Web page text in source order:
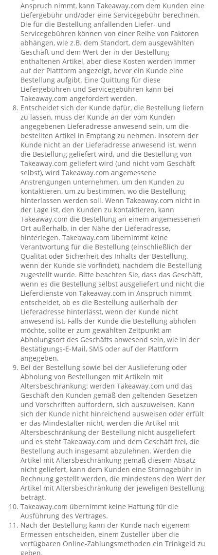
Anspruch nimmt, kann Takeaway.com dem Kunden eine
Liefergebühr und/oder eine Servicegebühr berechnen.
Die für die Bestellung anfallenden Liefer- und
Servicegebühren können von einer Reihe von Faktoren
abhängen, wie z.B. dem Standort, dem ausgewählten
Geschäft und dem Wert der in der Bestellung
enthaltenen Artikel, aber diese Kosten werden immer
auf der Plattform angezeigt, bevor ein Kunde eine
Bestellung aufgibt. Eine Quittung für diese
Liefergebühren und Servicegebühren kann bei
Takeaway.com angefordert werden.
Entscheidet sich der Kunde dafür, die Bestellung liefern
zu lassen, muss der Kunde an der vom Kunden
angegebenen Lieferadresse anwesend sein, um die
bestellten Artikel in Empfang zu nehmen. Insofern der
Kunde nicht an der Lieferadresse anwesend ist, wenn
die Bestellung geliefert wird, und die Bestellung von
Takeaway.com geliefert wird (und nicht vom Geschäft
selbst), wird Takeaway.com angemessene
Anstrengungen unternehmen, um den Kunden zu
kontaktieren, um zu bestimmen, wo die Bestellung
hinterlassen werden soll. Wenn Takeaway.com nicht in
der Lage ist, den Kunden zu kontaktieren, kann
Takeaway.com die Bestellung an einem angemessenen
Ort außerhalb, in der Nähe der Lieferadresse,
hinterlegen. Takeaway.com übernimmt keine
Verantwortung für die Bestellung (einschließlich der
Qualität oder Sicherheit des Inhalts der Bestellung,
wenn der Kunde sie vorfindet), nachdem die Bestellung
zugestellt wurde. Bitte beachten Sie, dass das Geschäft,
wenn es die Bestellung selbst ausgeliefert und nicht die
Lieferdienste von Takeaway.com in Anspruch nimmt,
entscheidet, ob es die Bestellung außerhalb der
Lieferadresse hinterlässt, wenn der Kunde nicht
anwesend ist. Falls der Kunde die Bestellung abholen
möchte, sollte er zum gewählten Zeitpunkt am
Abholungsort des Geschäfts anwesend sein, wie in der
Bestätigungs-E-Mail, SMS oder auf der Plattform
angegeben.
Bei der Bestellung sowie bei der Auslieferung oder
Abholung von Bestellungen mit Artikeln mit
Altersbeschränkung: werden Takeaway.com und das
Geschäft den Kunden gemäß den geltenden Gesetzen
und Vorschriften auffordern, sich auszuweisen. Kann
sich der Kunde nicht hinreichend ausweisen oder erfült
er das Mindestalter nicht, werden die Artikel mit
Altersbeschränkung der Bestellung nicht ausgeliefert
und es steht Takeaway.com und dem Geschäft frei, die
Bestellung auch insgesamt abzulehnen. Werden die
Artikel mit Altersbeschränkung gemäß diesem Absatz
nicht geliefert, kann dem Kunden eine Stornogebühr in
Rechnung gestellt werden, die mindestens den Wert der
Artikel mit Altersbeschränkung der jeweligen Bestellung
beträgt.
Takeaway.com übernimmt keine Haftung für die
Ausführung des Vertrages.
Nach der Bestellung kann der Kunde nach eigenem
Ermessen entscheiden, einem Zusteller über die
verfügbaren Online-Zahlungsmethoden ein Trinkgeld zu
geben.